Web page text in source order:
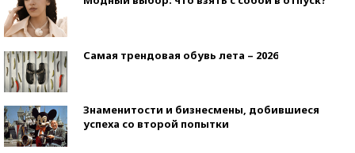
Самая трендовая обувь лета – 2026
Знаменитости и бизнесмены, добившиеся
успеха со второй попытки